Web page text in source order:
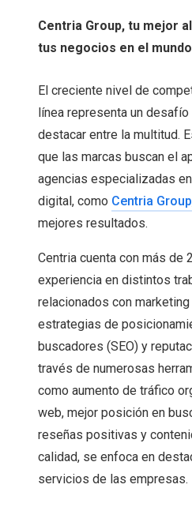
Centria Group, tu mejor
tus negocios en el
El creciente nivel de
línea representa un desafío
destacar entre la multitud.
que las marcas buscan el
agencias especializadas
digital, como Centria Group
mejores resultados.
Centria cuenta con más de
experiencia en distintos
relacionados con
estrategias de
buscadores (SEO) y
través de numerosas
como aumento de tráfico
web, mejor posición en
reseñas positivas y
calidad, se enfoca en
servicios de las empresas.